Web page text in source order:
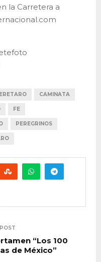
la Carretera a
CAMINATA
FE
PEREGRINOS
“Los 100
de México”